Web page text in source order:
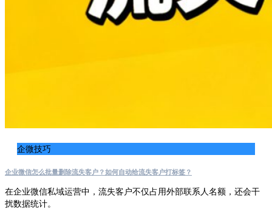
企微技巧
企业微信怎么批量删除流失客户？如何自动给流失客户打标签？
在企业微信私域运营中，流失客户不仅占用外部联系人名额，还会干
扰数据统计。